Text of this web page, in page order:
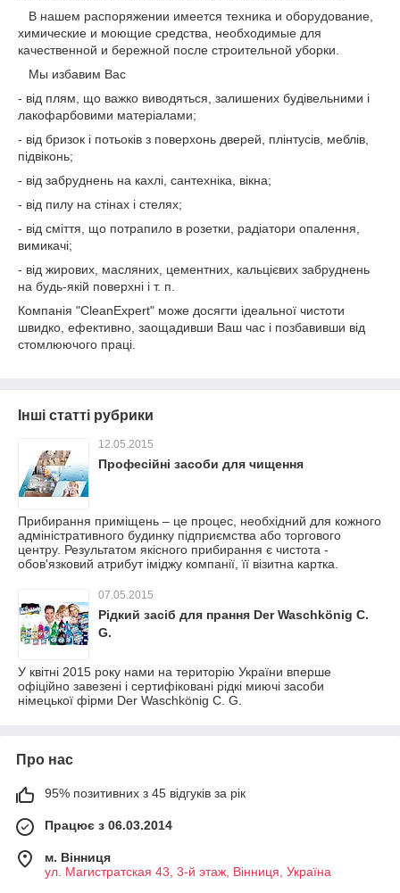
В нашем распоряжении имеется техника и оборудование,
химические и моющие средства, необходимые для
качественной и бережной после строительной уборки.
Мы избавим Вас
- від плям, що важко виводяться, залишених будівельними і
лакофарбовими матеріалами;
- від бризок і потьоків з поверхонь дверей, плінтусів, меблів,
підвіконь;
- від забруднень на кахлі, сантехніка, вікна;
- від пилу на стінах і стелях;
- від сміття, що потрапило в розетки, радіатори опалення,
вимикачі;
- від жирових, масляних, цементних, кальцієвих забруднень
на будь-якій поверхні і т. п.
Компанія "CleanExpert" може досягти ідеальної чистоти
швидко, ефективно, заощадивши Ваш час і позбавивши від
стомлюючого праці.
Інші статті рубрики
12.05.2015
Професійні засоби для чищення
Прибирання приміщень – це процес, необхідний для кожного
адміністративного будинку підприємства або торгового
центру. Результатом якісного прибирання є чистота -
обов'язковий атрибут іміджу компанії, її візитна картка.
07.05.2015
Рідкий засіб для прання Der Waschkönig C.
G.
У квітні 2015 року нами на територію України вперше
офіційно завезені і сертифіковані рідкі миючі засоби
німецької фірми Der Waschkönig C. G.
Про нас
95% позитивних з 45 відгуків за рік
Працює з 06.03.2014
м. Вінниця
ул. Магистратская 43, 3-й этаж, Вінниця, Україна